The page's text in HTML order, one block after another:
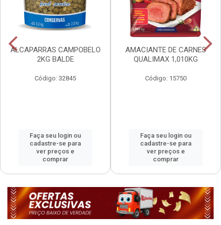
ALCAPARRAS CAMPOBELO
2KG BALDE
Código: 32845
Faça seu login ou
cadastre-se para
ver preços e
comprar
AMACIANTE DE CARNES
QUALIMAX 1,010KG
Código: 15750
Faça seu login ou
cadastre-se para
ver preços e
comprar